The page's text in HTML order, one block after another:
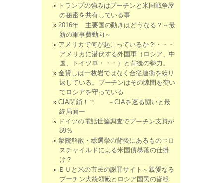
トランプの強みはプーチンと米国戦争屋
の秘密を共有している事
2016年 主要国の動きはどうなる？～最
新の軍事費動向～
アメリカで何が起こっているか？・・・
アメリカに潜伏する外国軍（ロシア、中
国、ドイツ軍・・・）と背後の勢力。
金貸しは一枚岩ではなく合従連衡を繰り
返している。プーチンはその隙間を突い
てロシアを守っている
CIA閉鎖！？ －CIAを巡る闘いと最
終局面ー
ドイツの電話世論調査でプーチン支持が
89％
衆院解散・総選挙の背後にあるもの⇒ロ
スチャイルドによる米国債暴落の仕掛
け？
ＥＵと米の市民の謝罪サイト～親愛なる
プーチン大統領殿とロシア国民の皆様